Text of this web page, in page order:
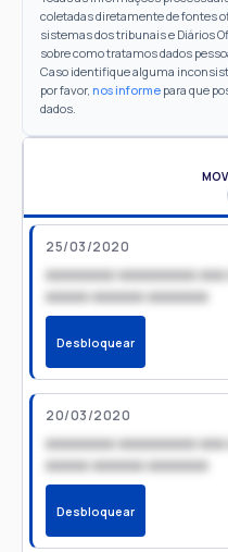
coletadas diretamente de fontes
sistemas dos tribunais e Diários
sobre como tratamos dados
Caso identifique alguma
por favor, nos informe para que
dados.
25/03/2020
xxxxxxxx xxxxxxxxx
xxxxx xxxxxx xxxxxxx
Desbloquear
20/03/2020
xxxxxxxx xxxxxxxxx
xxxxx xxxxxx xxxxxxx
Desbloquear